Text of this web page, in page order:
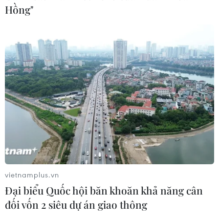
quân sự của Mỹ, Nhật Bản và NATO
03/08/2026 08:42
Hàn Quốc lần đầu thử nghiệm rà phá
thủy lôi ứng dụng AI
03/08/2026 07:22
Xem thêm
Hồng"
vietnamplus.vn
Đại biểu Quốc hội băn khoăn khả năng cân
đối vốn 2 siêu dự án giao thông